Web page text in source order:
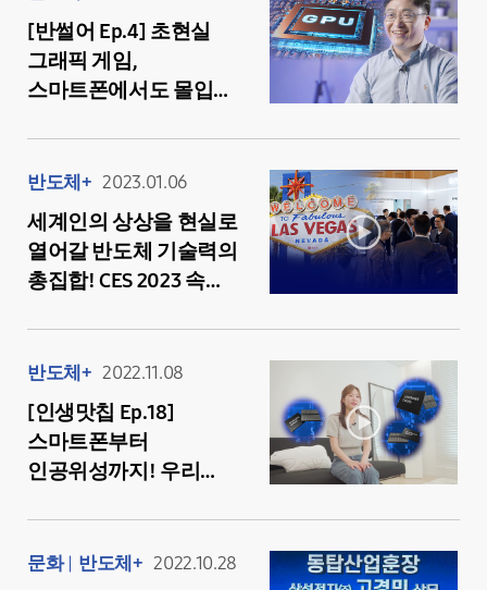
[반썰어 Ep.4] 초현실
그래픽 게임,
스마트폰에서도 몰입감
‘엑스클립스(Xclipse)’!
반도체+ 2023.01.06
세계인의 상상을 현실로
열어갈 반도체 기술력의
총집합! CES 2023 속
Showcase 현장
살펴보기
반도체+ 2022.11.08
[인생맛칩 Ep.18]
스마트폰부터
인공위성까지! 우리
문화 반도체+ 2022.10.28